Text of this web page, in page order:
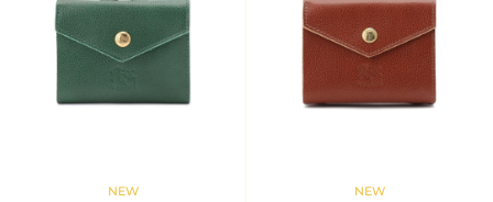
NEW NEW